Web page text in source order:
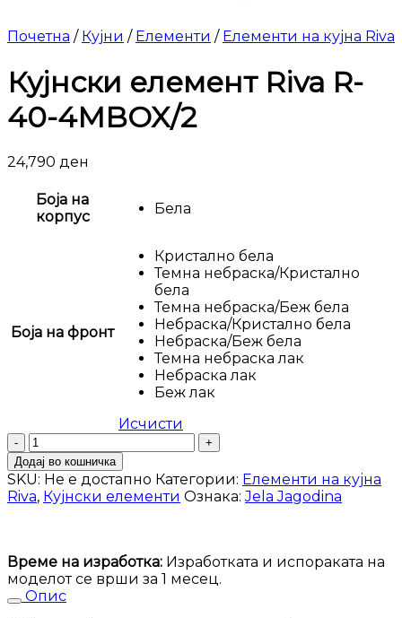
Почетна / Кујни / Елементи / Елементи на кујна Riva
Кујнски елемент Riva R-
40-4MBOX/2
24,790 ден
Боја на
корпус
Бела
Боја на фронт
Кристално бела
Темна небраска/Кристално
бела
Темна небраска/Беж бела
Небраска/Кристално бела
Небраска/Беж бела
Темна небраска лак
Небраска лак
Беж лак
Исчисти
Кујнски
елемент
Riva
R-
40-
Додај во кошничка
SKU: Не е достапно Категории: Елементи на кујна
Riva, Кујнски елементи Ознака:Jela Jagodina
Време на изработка: Изработката и испораката на
моделот се врши за 1 месец.
Опис